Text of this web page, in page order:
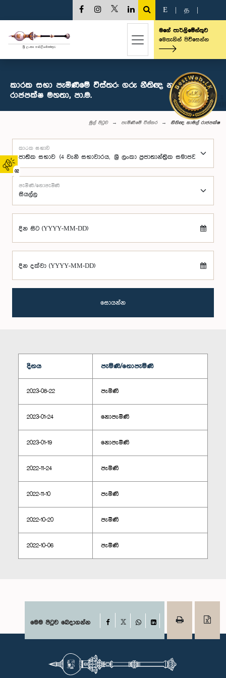
02
E த
මගේ පාර්ලිමේන්තුව
මෙතැනින් පිවිසෙන්න
කාරක සභා පැමිණීමේ විස්තර: ගරු නීතිඥ නාමල්
රාජපක්ෂ මහතා, පා.ම.
මුල් පිටුව පැමිණීමේ විස්තර නීතිඥ නාමල් රාජපක්ෂ
කාරක සභාව
පැමිණි/නොපැමිණි
දින සිට (YYYY-MM-DD)
දින දක්වා (YYYY-MM-DD)
සොයන්න
දිනය පැමිණි/නොපැමිණි
2023-08-22 පැමිණි
2023-01-24 නොපැමිණි
2023-01-19 නොපැමිණි
2022-11-24 පැමිණි
2022-11-10 පැමිණි
2022-10-20 පැමිණි
2022-10-06 පැමිණි
මෙම පිටුව බෙදාගන්න Facebook
WhatsAppLinkedIn